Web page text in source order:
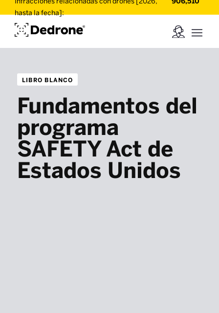
hasta la fecha]:
LIBRO BLANCO
Fundamentos del
programa
SAFETY Act de
Estados Unidos